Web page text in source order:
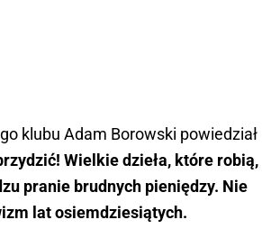
klubu Adam Borowski powiedział
Wielkie dzieła, które robią,
pranie brudnych pieniędzy. Nie
lat osiemdziesiątych.